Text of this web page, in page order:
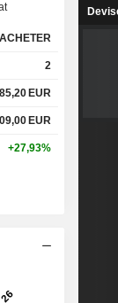
ACHETER
2
85,20 EUR
EUR
+27,93%